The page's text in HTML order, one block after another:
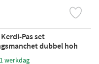
Pas set
dubbel hoh
werkdag